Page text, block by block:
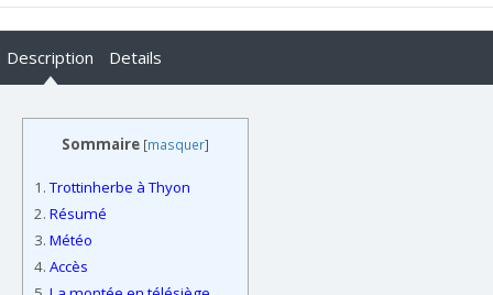
Description Details
Sommaire [masquer]
1.Trottinherbe à Thyon
2. Résumé
3. Météo
4. Accès